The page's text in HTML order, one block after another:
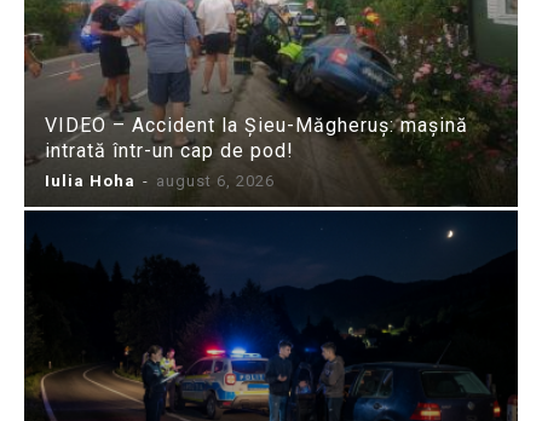
VIDEO – Accident la Șieu-Măgheruș: mașină
intrată într-un cap de pod!
Iulia Hoha - august 6, 2026